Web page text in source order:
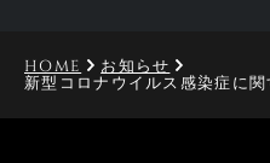
HOME お知らせ
新型コロナウイルス感染症に